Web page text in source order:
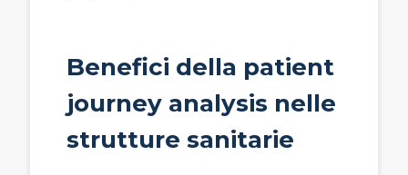
Benefici della patient
journey analysis nelle
strutture sanitarie